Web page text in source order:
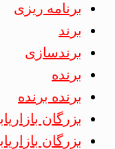
برنامه ریزی
برند
برندسازی
برنده
برنده برنده
بزرگان
بزرگان